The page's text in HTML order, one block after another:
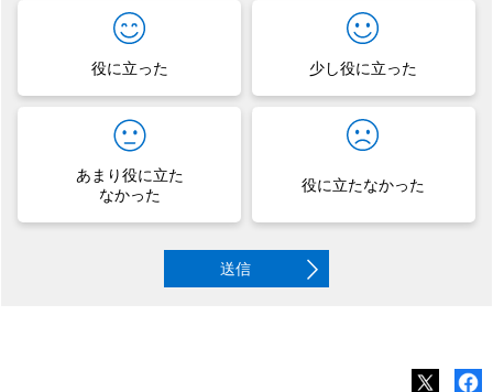
役に立った 少し役に立った
あまり役に立た
なかった
役に立たなかった
送信